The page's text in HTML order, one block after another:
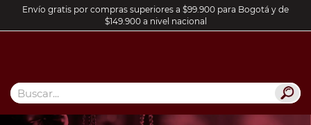
Envío gratis por compras superiores a $99.900 para Bogotá y de
$149.900 a nivel nacional